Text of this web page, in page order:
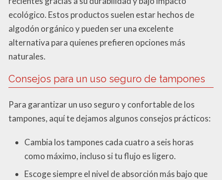
ecológico. Estos productos suelen estar hechos de
algodón orgánico y pueden ser una excelente
alternativa para quienes prefieren opciones más
naturales.
Consejos para un uso seguro de tampones
Para garantizar un uso seguro y confortable de los
tampones, aquí te dejamos algunos consejos prácticos:
Cambia los tampones cada cuatro a seis horas
como máximo, incluso si tu flujo es ligero.
Escoge siempre el nivel de absorción más bajo que